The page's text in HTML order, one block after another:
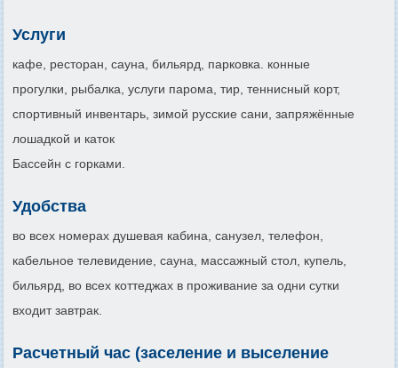
Услуги
кафе, ресторан, сауна, бильярд, парковка. конные
прогулки, рыбалка, услуги парома, тир, теннисный корт,
спортивный инвентарь, зимой русские сани, запряжённые
лошадкой и каток
Бассейн с горками.
Удобства
во всех номерах душевая кабина, санузел, телефон,
кабельное телевидение, сауна, массажный стол, купель,
бильярд, во всех коттеджах в проживание за одни сутки
входит завтрак.
Расчетный час (заселение и выселение